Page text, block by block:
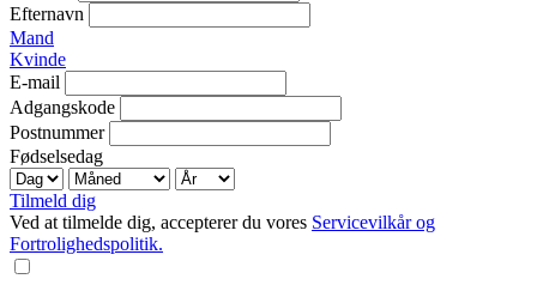
Efternavn
Mand
Kvinde
E-mail
Adgangskode
Postnummer
Fødselsedag
Tilmeld dig
Ved at tilmelde dig, accepterer du vores Servicevilkår og
Fortrolighedspolitik.